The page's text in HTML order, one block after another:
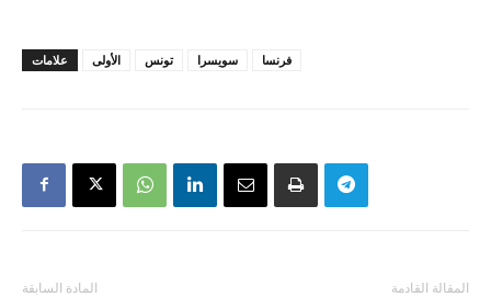
علامات الأولى تونس سويسرا فرنسا
المادة السابقة المقالة القادمة